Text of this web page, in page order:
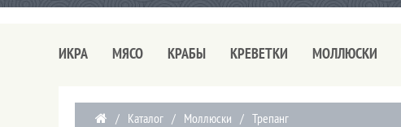
ИКРА МЯСО КРАБЫ КРЕВЕТКИ МОЛЛЮСКИ
/ Каталог / Моллюски / Трепанг